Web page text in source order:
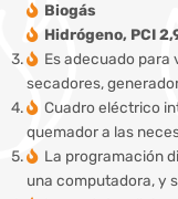
Biogás
Hidrógeno, PCI
Es adecuado para
secadores,
Cuadro eléctrico
quemador a las
La programación
una computadora, y